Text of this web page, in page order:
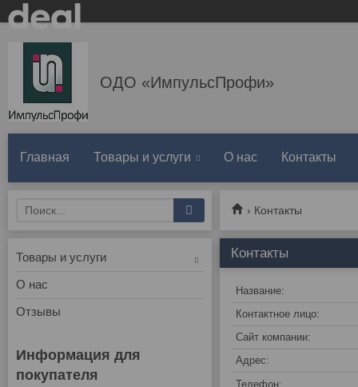
ОДО «ИмпульсПрофи»
Главная Товары и услуги О нас Контакты
Контакты
Контакты
Товары и услуги
О нас
Отзывы
Информация для
покупателя